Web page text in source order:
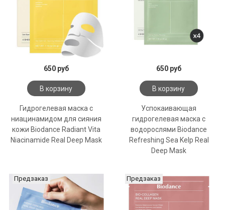
650 руб
В корзину
Гидрогелевая маска с
ниацинамидом для сияния
кожи Biodance Radiant Vita
Niacinamide Real Deep Mask
650 руб
В корзину
Успокаивающая
гидрогелевая маска с
водорослями Biodance
Refreshing Sea Kelp Real
Deep Mask
Предзаказ Предзаказ